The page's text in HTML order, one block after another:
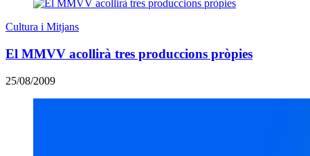
Cultura i Mitjans
El MMVV acollirà tres produccions pròpies
25/08/2009